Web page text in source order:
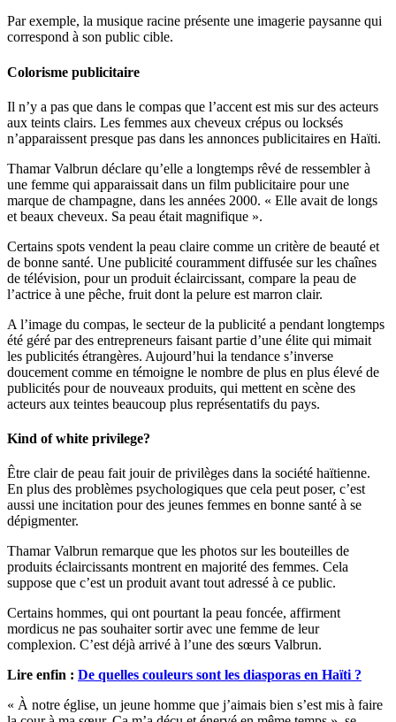
Par exemple, la musique racine présente une imagerie paysanne qui
correspond à son public cible.
Colorisme publicitaire
Il n’y a pas que dans le compas que l’accent est mis sur des acteurs
aux teints clairs. Les femmes aux cheveux crépus ou locksés
n’apparaissent presque pas dans les annonces publicitaires en Haïti.
Thamar Valbrun déclare qu’elle a longtemps rêvé de ressembler à
une femme qui apparaissait dans un film publicitaire pour une
marque de champagne, dans les années 2000. « Elle avait de longs
et beaux cheveux. Sa peau était magnifique ».
Certains spots vendent la peau claire comme un critère de beauté et
de bonne santé. Une publicité couramment diffusée sur les chaînes
de télévision, pour un produit éclaircissant, compare la peau de
l’actrice à une pêche, fruit dont la pelure est marron clair.
A l’image du compas, le secteur de la publicité a pendant longtemps
été géré par des entrepreneurs faisant partie d’une élite qui mimait
les publicités étrangères. Aujourd’hui la tendance s’inverse
doucement comme en témoigne le nombre de plus en plus élevé de
publicités pour de nouveaux produits, qui mettent en scène des
acteurs aux teintes beaucoup plus représentatifs du pays.
Kind of white privilege?
Être clair de peau fait jouir de privilèges dans la société haïtienne.
En plus des problèmes psychologiques que cela peut poser, c’est
aussi une incitation pour des jeunes femmes en bonne santé à se
dépigmenter.
Thamar Valbrun remarque que les photos sur les bouteilles de
produits éclaircissants montrent en majorité des femmes. Cela
suppose que c’est un produit avant tout adressé à ce public.
Certains hommes, qui ont pourtant la peau foncée, affirment
mordicus ne pas souhaiter sortir avec une femme de leur
complexion. C’est déjà arrivé à l’une des sœurs Valbrun.
Lire enfin : De quelles couleurs sont les diasporas en Haïti ?
« À notre église, un jeune homme que j’aimais bien s’est mis à faire